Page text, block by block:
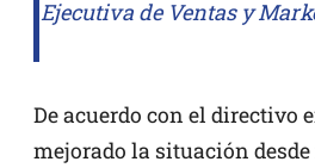
Ejecutiva de Ventas y
De acuerdo con el directivo
mejorado la situación desde